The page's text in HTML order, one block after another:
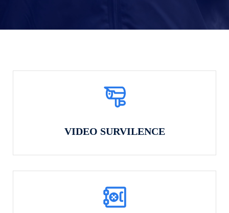
VIDEO SURVILENCE